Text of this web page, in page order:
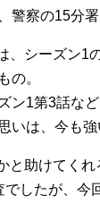
警察の15分
、シーズン1
の。
ン1第3話など
いは、今も強
と助けてくれ
したが、今